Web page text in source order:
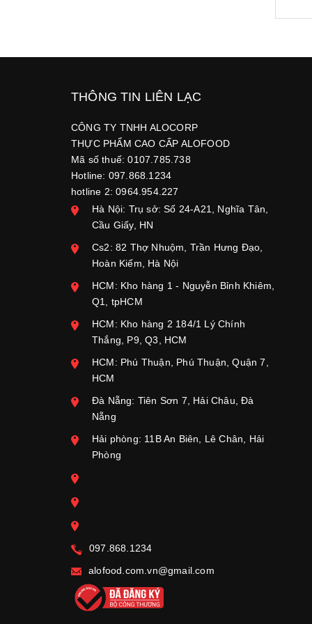
THÔNG TIN LIÊN LẠC
CÔNG TY TNHH ALOCORP
THỰC PHẨM CAO CẤP ALOFOOD
Mã số thuế: 0107.785.738
Hotline: 097.868.1234
hotline 2: 0964.954.227
Hà Nội: Trụ sở: Số 24-A21, Nghĩa Tân,
Cầu Giấy, HN
Cs2: 82 Thợ Nhuộm, Trần Hưng Đạo,
Hoàn Kiếm, Hà Nội
HCM: Kho hàng 1 - Nguyễn Bỉnh Khiêm,
Q1, tpHCM
HCM: Kho hàng 2 184/1 Lý Chính
Thắng, P9, Q3, HCM
HCM: Phú Thuận, Phú Thuận, Quận 7,
HCM
Đà Nẵng: Tiên Sơn 7, Hải Châu, Đà
Nẵng
Hải phòng: 11B An Biên, Lê Chân, Hải
Phòng
097.868.1234
alofood.com.vn@gmail.com